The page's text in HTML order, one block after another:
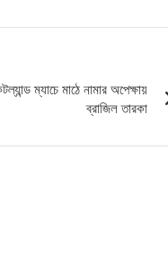
ম্যাচে মাঠে নামার অপেক্ষায়
ব্রাজিল তারকা